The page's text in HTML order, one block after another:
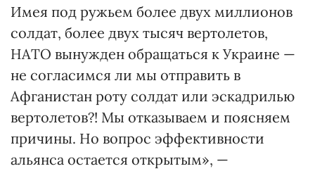
Имея под ружьем более двух миллионов
солдат, более двух тысяч вертолетов,
НАТО вынужден обращаться к Украине —
не согласимся ли мы отправить в
Афганистан роту солдат или эскадрилью
вертолетов?! Мы отказываем и поясняем
причины. Но вопрос эффективности
альянса остается открытым», —